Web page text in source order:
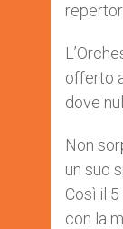
offerto
dove
Non
un suo
Così il
con la